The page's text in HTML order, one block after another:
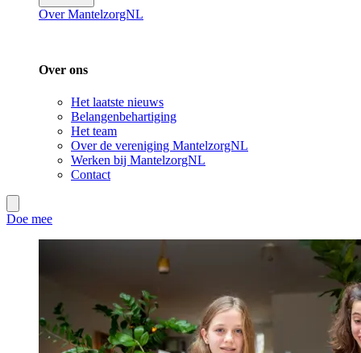
Over MantelzorgNL
Over ons
Het laatste nieuws
Belangenbehartiging
Het team
Over de vereniging MantelzorgNL
Werken bij MantelzorgNL
Contact
Doe mee